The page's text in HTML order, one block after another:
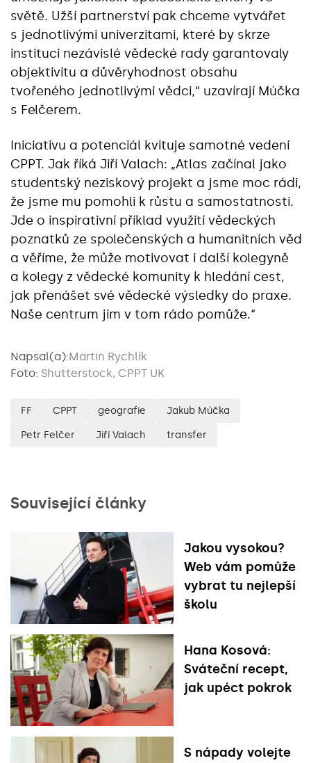
světě. Užší partnerství pak chceme vytvářet
s jednotlivými univerzitami, které by skrze
instituci nezávislé vědecké rady garantovaly
objektivitu a důvěryhodnost obsahu
tvořeného jednotlivými vědci,“ uzavírají Múčka
s Felčerem.
Iniciativu a potenciál kvituje samotné vedení
CPPT. Jak říká Jiří Valach: „Atlas začínal jako
studentský neziskový projekt a jsme moc rádi,
že jsme mu pomohli k růstu a samostatnosti.
Jde o inspirativní příklad využití vědeckých
poznatků ze společenských a humanitních věd
a věříme, že může motivovat i další kolegyně
a kolegy z vědecké komunity k hledání cest,
jak přenášet své vědecké výsledky do praxe.
Naše centrum jim v tom rádo pomůže.“
Napsal(a):Martin Rychlík
Foto: Shutterstock, CPPT UK
FF CPPT geografie Jakub Múčka
Petr Felčer Jiří Valach transfer
Související články
Jakou vysokou?
Web vám pomůže
vybrat tu nejlepší
školu
Hana Kosová:
Sváteční recept,
jak upéct pokrok
S nápady volejte